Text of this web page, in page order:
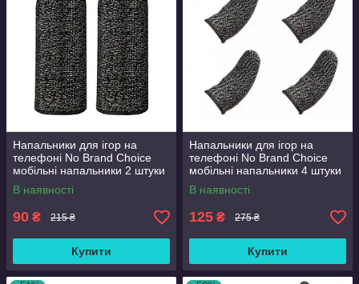
Напальники для ігор на
телефоні No Brand Choice
мобільні напальники 2 штуки
В наявності
90 ₴ 215 ₴
Купити
Напальники для ігор на
телефоні No Brand Choice
мобільні напальники 4 штуки
В наявності
125 ₴ 275 ₴
Купити